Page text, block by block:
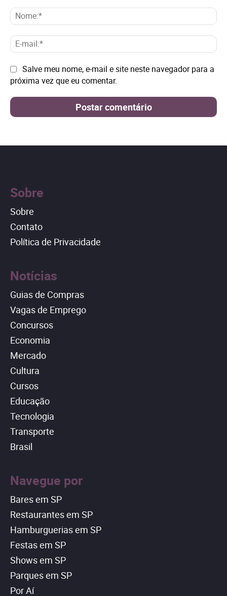
E-
Site: Salve meu nome, e-mail e site neste navegador para a
próxima vez que eu comentar.
Sobre
Sobre
Contato
Política de Privacidade
Notícias
Guias de Compras
Vagas de Emprego
Concursos
Economia
Mercado
Cultura
Cursos
Educação
Tecnologia
Transporte
Brasil
Navegue por
Bares em SP
Restaurantes em SP
Hamburguerias em SP
Festas em SP
Shows em SP
Parques em SP
Por Aí